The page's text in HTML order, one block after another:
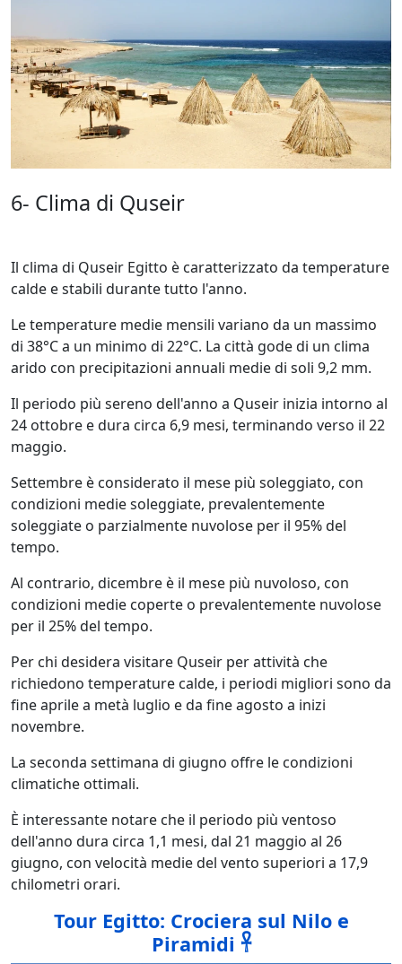
6- Clima di Quseir
Il clima di Quseir Egitto è caratterizzato da temperature
calde e stabili durante tutto l'anno.
Le temperature medie mensili variano da un massimo
di 38°C a un minimo di 22°C. La città gode di un clima
arido con precipitazioni annuali medie di soli 9,2 mm.
Il periodo più sereno dell'anno a Quseir inizia intorno al
24 ottobre e dura circa 6,9 mesi, terminando verso il 22
maggio.
Settembre è considerato il mese più soleggiato, con
condizioni medie soleggiate, prevalentemente
soleggiate o parzialmente nuvolose per il 95% del
tempo.
Al contrario, dicembre è il mese più nuvoloso, con
condizioni medie coperte o prevalentemente nuvolose
per il 25% del tempo.
Per chi desidera visitare Quseir per attività che
richiedono temperature calde, i periodi migliori sono da
fine aprile a metà luglio e da fine agosto a inizi
novembre.
La seconda settimana di giugno offre le condizioni
climatiche ottimali.
È interessante notare che il periodo più ventoso
dell'anno dura circa 1,1 mesi, dal 21 maggio al 26
giugno, con velocità medie del vento superiori a 17,9
chilometri orari.
Tour Egitto: Crociera sul Nilo e
Piramidi 𓋹